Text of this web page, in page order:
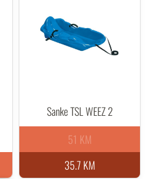
Sanke TSL WEEZ 2
35.7 KM
51 KM